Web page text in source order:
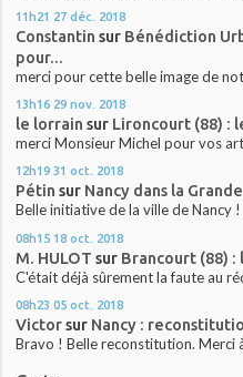
11h21 27 déc. 2018
Constantin sur Bénédiction
pour...
merci pour cette belle image de
13h16 29 nov. 2018
le lorrain sur Lironcourt (88) :
merci Monsieur Michel pour vos
12h19 31 oct. 2018
Pétin sur Nancy dans la
Belle initiative de la ville de Nancy
08h15 18 oct. 2018
M. HULOT sur Brancourt (88) :
C'était déjà sûrement la faute au
08h23 05 oct. 2018
Victorsur Nancy :
Bravo ! Belle reconstitution. Merci